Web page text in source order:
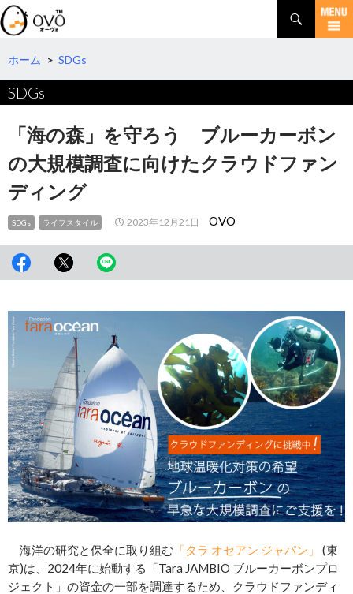
検
索
コ
テ
ツ
へ
ホーム > SDGs
SDGs
「海の森」を守ろう ブルーカーボン
の大規模調査に向けたクラウドファン
ディング
SDGs ライフスタイル 2023年12月21日 OVO
海洋の研究と保全に取り組む 「タラ オセアン ジャパン」
(東
京)は、2024年に始動する「Tara JAMBIO ブルーカーボンプロ
ジェクト」の資金の一部を調達するため、クラウドファンディ